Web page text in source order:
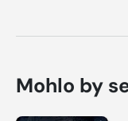
Mohlo by